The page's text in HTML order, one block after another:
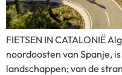
FIETSEN IN CATALONIË
noordoosten van Spanje,
landschappen; van de